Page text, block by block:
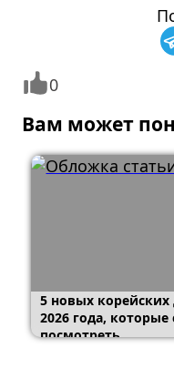
0
Вам может
5 новых
2026 года, которые
посмотреть